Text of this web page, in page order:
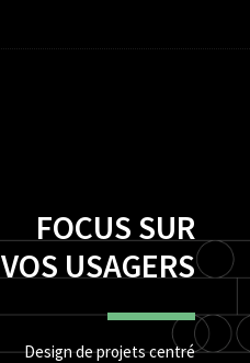
FOCUS SUR
VOS USAGERS
Design de projets centré